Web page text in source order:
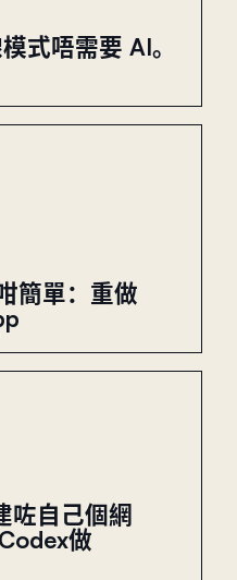
式唔需要 AI。
簡單：重做
咗自己個網
做